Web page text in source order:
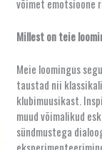
võimet emotsioone
Millest on teie
Meie loomingus
taustad nii
klubimuusikast.
muud võimalikud
sündmustega